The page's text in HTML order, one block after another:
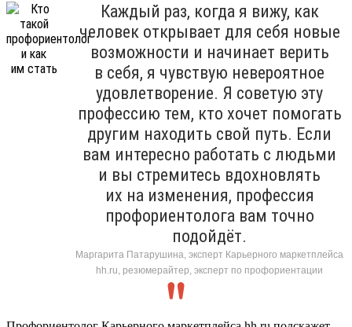
Каждый раз, когда я вижу, как
человек открывает для себя новые
возможности и начинает верить
в себя, я чувствую невероятное
удовлетворение. Я советую эту
профессию тем, кто хочет помогать
другим находить свой путь. Если
вам интересно работать с людьми
и вы стремитесь вдохновлять
их на изменения, профессия
профориентолога вам точно
подойдёт.
Маргарита Патарушина, эксперт Карьерного маркетплейса
hh.ru, резюмерайтер, эксперт по профориентации